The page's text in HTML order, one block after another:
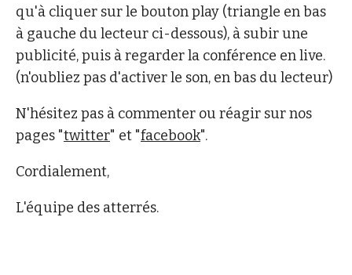
qu'à cliquer sur le bouton play (triangle en bas
à gauche du lecteur ci-dessous), à subir une
publicité, puis à regarder la conférence en live.
(n'oubliez pas d'activer le son, en bas du lecteur)
N'hésitez pas à commenter ou réagir sur nos
pages "twitter" et "facebook".
Cordialement,
L'équipe des atterrés.